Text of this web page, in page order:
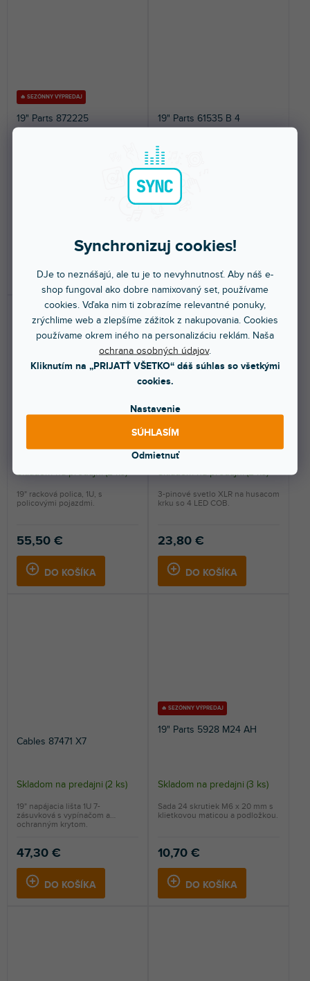
Synchronizuj cookies!
DJe to neznášajú, ale tu je to nevyhnutnosť. Aby náš e-
shop fungoval ako dobre namixovaný set, používame
cookies. Vďaka nim ti zobrazíme relevantné ponuky,
zrýchlime web a zlepšíme zážitok z nakupovania. Cookies
používame okrem iného na personalizáciu reklám. Naša
ochrana osobných údajov.
Kliknutím na „PRIJATŤ VŠETKO“ dáš súhlas so všetkými
cookies.
Nastavenie
Odmietnuť
SÚHLASÍM
🔥 SEZÓNNY VÝPREDAJ
19" Parts 872225
DO KOŠÍKA
19" Parts 61535 B 4
Skladom na predajni
5,39 €
DO KOŠÍKA
Odolný hliníkový profil, čierny,
4U.
19" Parts 87556
Skladom na predajni(2 ks)
55,50 €
DO KOŠÍKA
19" racková polica, 1U, s
policovými pojazdmi.
Stojany SLED 1 ULTRA XLR
3
Skladom na predajni(2 ks)
23,80 €
DO KOŠÍKA
3-pinové svetlo XLR na husacom
krku so 4 LED COB.
Cables 87471 X7
Priemerné
hodnotenie
produktu
5,0
hviezdičiek.
Skladom na predajni (2 ks)
47,30 €
DO KOŠÍKA
19" napájacia lišta 1U 7-
zásuvková s vypínačom a
ochranným krytom.
🔥 SEZÓNNY VÝPREDAJ
19" Parts 5928 M24 AH
Skladom na predajni (3 ks)
10,70 €
DO KOŠÍKA
Sada 24 skrutiek M6 x 20 mm s
klietkovou maticou a podložkou.